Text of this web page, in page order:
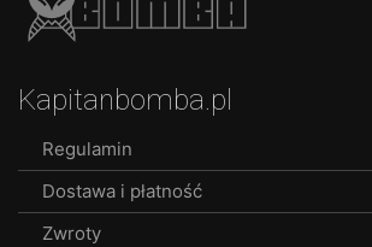
Kapitanbomba.pl
Regulamin
Dostawa i płatność
Zwroty